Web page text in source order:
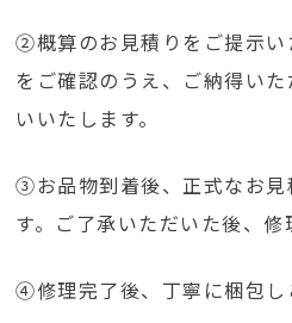
➁概算のお見積りをご提示い
をご確認のうえ、ご納得い
いいたします。
③お品物到着後、正式なお見
す。ご了承いただいた後、修
④修理完了後、丁寧に梱包し